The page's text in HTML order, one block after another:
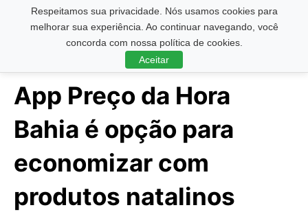
Respeitamos sua privacidade. Nós usamos cookies para
melhorar sua experiência. Ao continuar navegando, você
concorda com nossa política de cookies.
Aceitar
Pesquisar ...
App Preço da Hora
Bahia é opção para
economizar com
produtos natalinos